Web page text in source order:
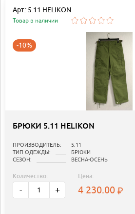
Арт.: 5.11 HELIKON
Товар в наличии
-10%
БРЮКИ 5.11 HELIKON
ПРОИЗВОДИТЕЛЬ:
5.11
ТИП ОДЕЖДЫ:
БРЮКИ
СЕЗОН:
ВЕСНА-ОСЕНЬ
Количество:
- +
Цена:
4 230.00